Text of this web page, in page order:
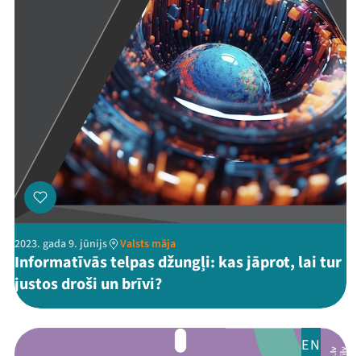
2023. gada 9. jūnijs Valsts māja
Informatīvās telpas džungļi: kas jāprot, lai tur
justos droši un brīvi?
EN